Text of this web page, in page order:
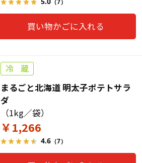
買い物かごに入れる
まるごと北海道 明太子ポテトサラ
ダ
（1kg／袋）
￥1,266
4.6（7）